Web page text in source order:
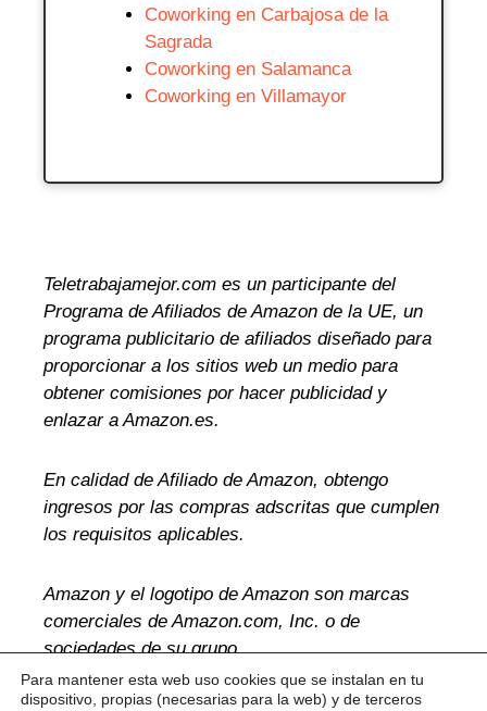
Coworking en Carbajosa de la
Sagrada
Coworking en Salamanca
Coworking en Villamayor
Teletrabajamejor.com es un participante del
Programa de Afiliados de Amazon de la UE, un
programa publicitario de afiliados diseñado para
proporcionar a los sitios web un medio para
obtener comisiones por hacer publicidad y
enlazar a Amazon.es.
En calidad de Afiliado de Amazon, obtengo
ingresos por las compras adscritas que cumplen
los requisitos aplicables.
Amazon y el logotipo de Amazon son marcas
comerciales de Amazon.com, Inc. o de
sociedades de su grupo.
Para mantener esta web uso cookies que se instalan en tu
dispositivo, propias (necesarias para la web) y de terceros